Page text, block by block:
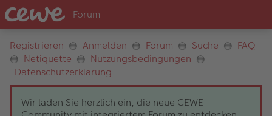
Registrieren Anmelden Forum Suche
FAQ
Netiquette
Nutzungsbedingungen
Datenschutzerklärung
Wir laden Sie herzlich ein, die neue CEWE